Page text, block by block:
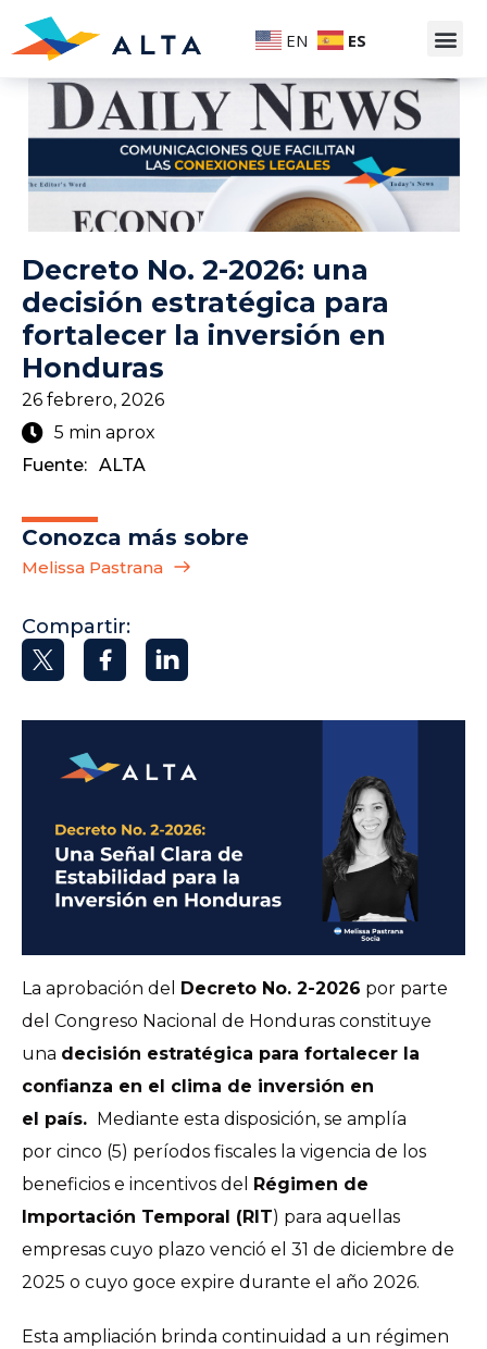
EN ES
Decreto No. 2-2026: una
decisión estratégica para
fortalecer la inversión en
Honduras
26 febrero, 2026
5 min aprox
Fuente: ALTA
Conozca más sobre
Melissa Pastrana
Compartir:
La aprobación del Decreto No. 2-2026 por parte
del Congreso Nacional de Honduras constituye
una decisión estratégica para fortalecer la
confianza en el clima de inversión en
el país.
Mediante esta disposición, se amplía
por cinco (5) períodos fiscales la vigencia de los
beneficios e incentivos del
Régimen de
Importación Temporal (RIT) para aquellas
empresas cuyo plazo venció el 31 de diciembre de
2025 o cuyo goce expire durante el año 2026.
Esta ampliación brinda continuidad a un régimen